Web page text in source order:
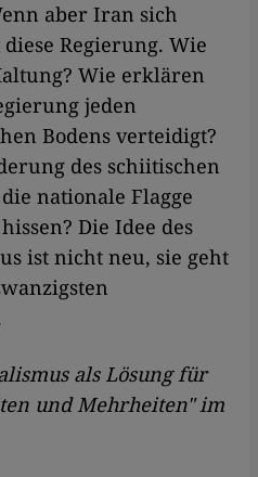
aber Iran sich
Regierung. Wie
Wie erklären
jeden
Bodens verteidigt?
des schiitischen
nationale Flagge
Die Idee des
ist nicht neu, sie geht
als Lösung für
und Mehrheiten" im